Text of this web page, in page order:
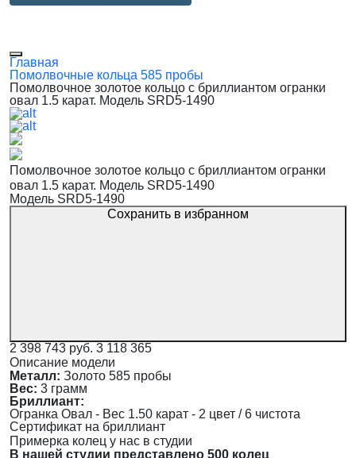
Главная
Помолвочные кольца 585 пробы
Помолвочное золотое кольцо с бриллиантом огранки
овал 1.5 карат. Модель SRD5-1490
Помолвочное золотое кольцо с бриллиантом огранки
овал 1.5 карат. Модель SRD5-1490
Модель SRD5-1490
Сохранить в избранном
2 398 743 руб. 3 118 365
Описание модели
Металл: Золото 585 пробы
Вес: 3 грамм
Бриллиант:
Огранка Овал - Вес 1.50 карат - 2 цвет / 6 чистота
Сертификат на бриллиант
Примерка колец у нас в студии
В нашей студии представлено 500 колец